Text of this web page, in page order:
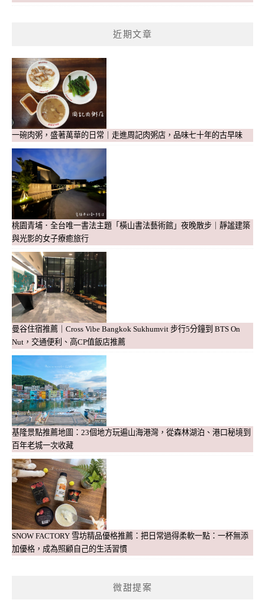
近期文章
一碗肉粥，盛著萬華的日常｜走進周記肉粥店，品味七十年的古早味
桃園青埔．全台唯一書法主題「橫山書法藝術館」夜晚散步｜靜謐建築
與光影的女子療癒旅行
曼谷住宿推薦｜Cross Vibe Bangkok Sukhumvit 步行5分鐘到 BTS On
Nut，交通便利、高CP值飯店推薦
基隆景點推薦地圖：23個地方玩遍山海港灣，從森林湖泊、港口秘境到
百年老城一次收藏
SNOW FACTORY 雪坊精品優格推薦：把日常過得柔軟一點：一杯無添
加優格，成為照顧自己的生活習慣
微甜提案